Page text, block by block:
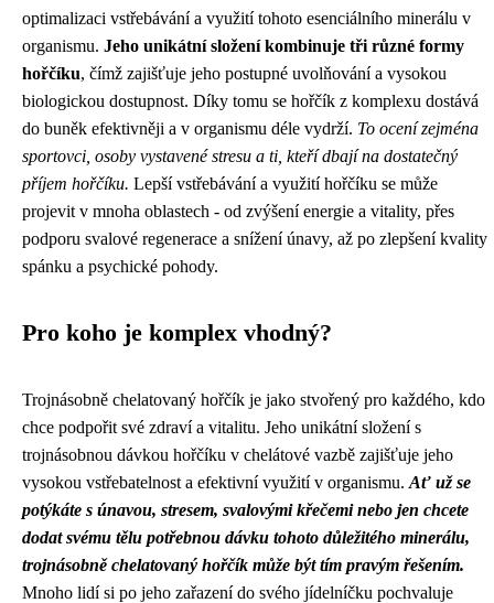
optimalizaci vstřebávání a využití tohoto esenciálního minerálu v
organismu. Jeho unikátní složení kombinuje tři různé formy
hořčíku, čímž zajišťuje jeho postupné uvolňování a vysokou
biologickou dostupnost. Díky tomu se hořčík z komplexu dostává
do buněk efektivněji a v organismu déle vydrží. To ocení zejména
sportovci, osoby vystavené stresu a ti, kteří dbají na dostatečný
příjem hořčíku. Lepší vstřebávání a využití hořčíku se může
projevit v mnoha oblastech - od zvýšení energie a vitality, přes
podporu svalové regenerace a snížení únavy, až po zlepšení kvality
spánku a psychické pohody.
Pro koho je komplex vhodný?
Trojnásobně chelatovaný hořčík je jako stvořený pro každého, kdo
chce podpořit své zdraví a vitalitu. Jeho unikátní složení s
trojnásobnou dávkou hořčíku v chelátové vazbě zajišťuje jeho
vysokou vstřebatelnost a efektivní využití v organismu. Ať už se
potýkáte s únavou, stresem, svalovými křečemi nebo jen chcete
dodat svému tělu potřebnou dávku tohoto důležitého minerálu,
trojnásobně chelatovaný hořčík může být tím pravým řešením.
Mnoho lidí si po jeho zařazení do svého jídelníčku pochvaluje